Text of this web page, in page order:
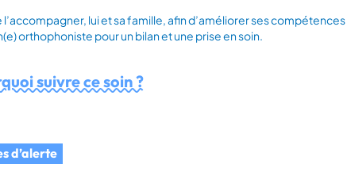
l’accompagner, lui et sa famille, afin d’améliorer ses
orthophoniste pour un bilan et une prise en soin.
suivre ce soin ?
d’alerte